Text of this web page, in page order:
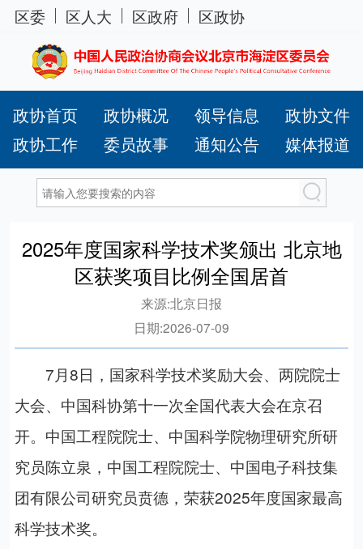
区委 区人大 区政府 区政协
政协首页 政协概况 领导信息
政协文件
政协工作
委员故事 通知公告 媒体报道
2025年度国家科学技术奖颁出 北京地
区获奖项目比例全国居首
来源:北京日报
日期:2026-07-09
7月8日，国家科学技术奖励大会、两院院士
大会、中国科协第十一次全国代表大会在京召
开。中国工程院院士、中国科学院物理研究所研
究员陈立泉，中国工程院院士、中国电子科技集
团有限公司研究员贲德，荣获2025年度国家最高
科学技术奖。